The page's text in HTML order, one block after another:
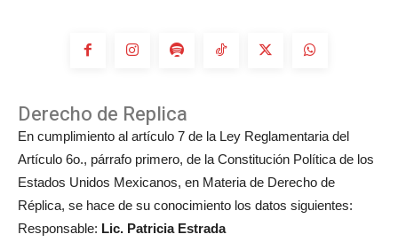
Derecho de Replica
En cumplimiento al artículo 7 de la Ley Reglamentaria del
Artículo 6o., párrafo primero, de la Constitución Política de los
Estados Unidos Mexicanos, en Materia de Derecho de
Réplica, se hace de su conocimiento los datos siguientes:
Responsable: Lic. Patricia Estrada